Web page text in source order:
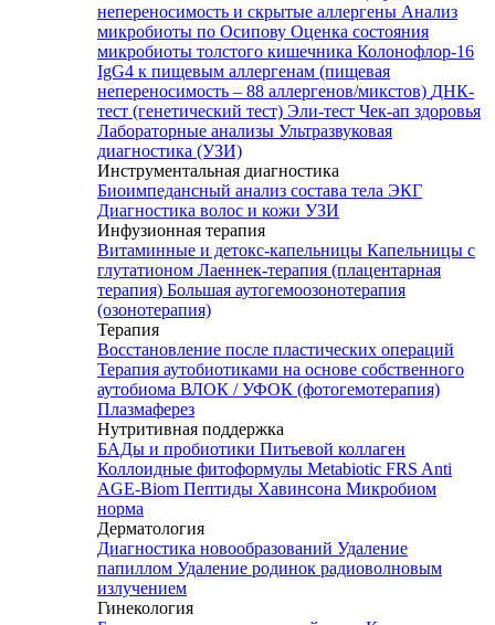
непереносимость и скрытые аллергены Анализ
микробиоты по Осипову Оценка состояния
микробиоты толстого кишечника Колонофлор-16
IgG4 к пищевым аллергенам (пищевая
непереносимость – 88 аллергенов/микстов) ДНК-
тест (генетический тест) Эли-тест Чек-ап здоровья
Лабораторные анализы Ультразвуковая
диагностика (УЗИ)
Инструментальная диагностика
Биоимпедансный анализ состава тела ЭКГ
Диагностика волос и кожи УЗИ
Инфузионная терапия
Витаминные и детокс-капельницы Капельницы с
глутатионом Лаеннек-терапия (плацентарная
терапия) Большая аутогемоозонотерапия
(озонотерапия)
Терапия
Восстановление после пластических операций
Терапия аутобиотиками на основе собственного
аутобиома ВЛОК / УФОК (фотогемотерапия)
Плазмаферез
Нутритивная поддержка
БАДы и пробиотики Питьевой коллаген
Коллоидные фитоформулы Metabiotic FRS Anti
AGE-Biom Пептиды Хавинсона Микробиом
норма
Дерматология
Диагностика новообразований Удаление
папиллом Удаление родинок радиоволновым
излучением
Гинекология